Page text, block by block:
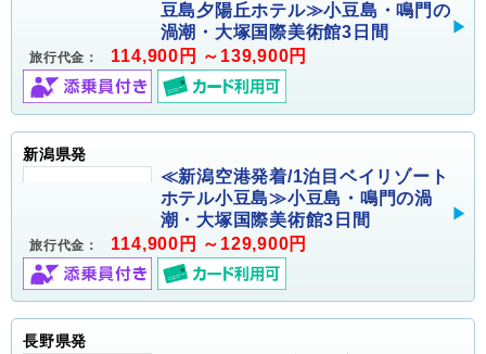
豆島夕陽丘ホテル≫小豆島・鳴門の
渦潮・大塚国際美術館3日間
旅行代金： 114,900円 ～139,900円
新潟県発
≪新潟空港発着/1泊目ベイリゾート
ホテル小豆島≫小豆島・鳴門の渦
潮・大塚国際美術館3日間
旅行代金： 114,900円 ～129,900円
長野県発